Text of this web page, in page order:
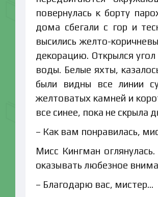
повернулась к борту
дома сбегали с гор и
высились желто-
декорацию. Открылся угол
воды. Белые яхты,
были видны все линии
желтоватых камней и
все синее, пока не скрыла
– Как вам понравилась,
Мисс Кингман
оказывать любезное
– Благодарю вас, мистер...